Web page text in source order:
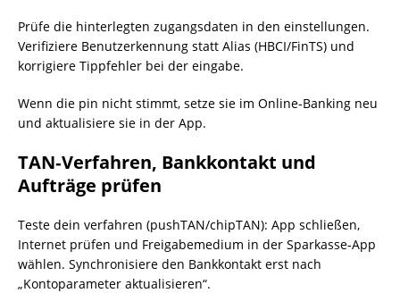
Prüfe die hinterlegten zugangsdaten in den einstellungen.
Verifiziere Benutzerkennung statt Alias (HBCI/FinTS) und
korrigiere Tippfehler bei der eingabe.
Wenn die pin nicht stimmt, setze sie im Online‑Banking neu
und aktualisiere sie in der App.
TAN‑Verfahren, Bankkontakt und
Aufträge prüfen
Teste dein verfahren (pushTAN/chipTAN): App schließen,
Internet prüfen und Freigabemedium in der Sparkasse‑App
wählen. Synchronisiere den Bankkontakt erst nach
„Kontoparameter aktualisieren“.